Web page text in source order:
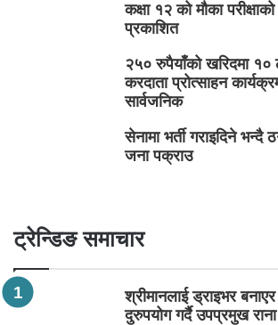
कक्षा १२ को मौका
प्रकाशित
२५० रुपैयाँको खरिदमा १०
करदाता प्रोत्साहन
सार्वजनिक
सेनामा भर्ती गराइदिने भन्दै
जना पक्राउ
ट्रेन्डिङ समाचार
श्रीमानलाई ड्राइभर
दुरुपयोग गर्दै उपप्रमुख राना